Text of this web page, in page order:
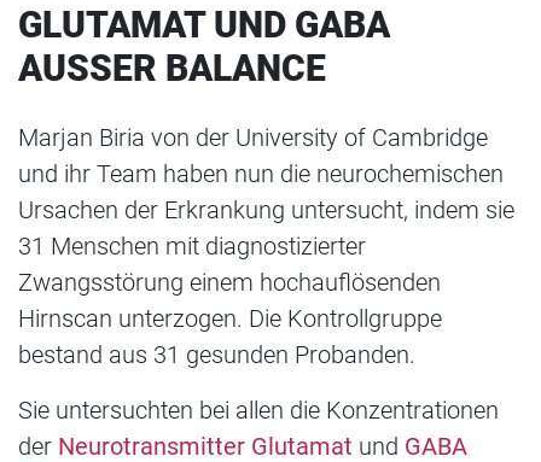
GLUTAMAT UND GABA
AUSSER BALANCE
Marjan Biria von der University of Cambridge
und ihr Team haben nun die neurochemischen
Ursachen der Erkrankung untersucht, indem sie
31 Menschen mit diagnostizierter
Zwangsstörung einem hochauflösenden
Hirnscan unterzogen. Die Kontrollgruppe
bestand aus 31 gesunden Probanden.
Sie untersuchten bei allen die Konzentrationen
der Neurotransmitter Glutamat und GABA